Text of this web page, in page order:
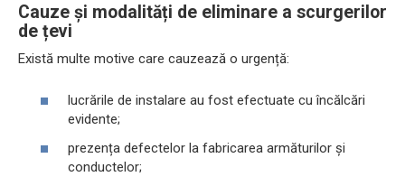
Cauze și modalități de eliminare a scurgerilor
de țevi
Există multe motive care cauzează o urgență:
lucrările de instalare au fost efectuate cu încălcări
evidente;
prezența defectelor la fabricarea armăturilor și
conductelor;